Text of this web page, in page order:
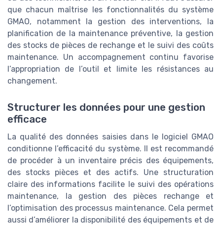
que chacun maîtrise les fonctionnalités du système
GMAO, notamment la gestion des interventions, la
planification de la maintenance préventive, la gestion
des stocks de pièces de rechange et le suivi des coûts
maintenance. Un accompagnement continu favorise
l’appropriation de l’outil et limite les résistances au
changement.
Structurer les données pour une gestion
efficace
La qualité des données saisies dans le logiciel GMAO
conditionne l’efficacité du système. Il est recommandé
de procéder à un inventaire précis des équipements,
des stocks pièces et des actifs. Une structuration
claire des informations facilite le suivi des opérations
maintenance, la gestion des pièces rechange et
l’optimisation des processus maintenance. Cela permet
aussi d’améliorer la disponibilité des équipements et de